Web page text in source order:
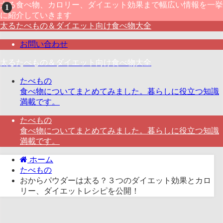
太る食べ物、カロリー、ダイエット効果まで幅広い情報を一挙
に紹介していきます
太るたべもの＆ダイエット向け食べ物大全
お問い合わせ
太るたべもの＆ダイエット向け食べ物大全
たべもの
食べ物についてまとめてみました。暮らしに役立つ知識
満載です。
たべもの
食べ物についてまとめてみました。暮らしに役立つ知識
満載です。
ホーム
たべもの
おからパウダーは太る？３つのダイエット効果とカロ
リー、ダイエットレシピを公開！